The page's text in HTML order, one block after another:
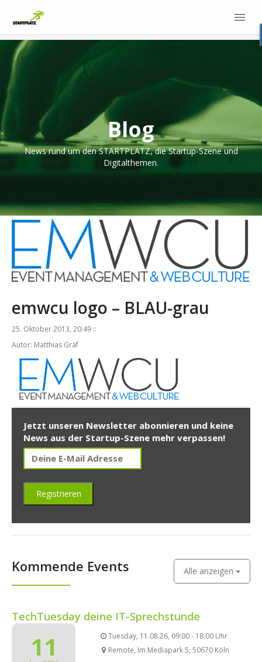
Blog
News rund um den STARTPLATZ, die Startup-Szene und
Digitalthemen.
emwcu logo – BLAU-grau
25. Oktober 2013, 20:49 ::
Autor: Matthias Gräf
Jetzt unseren Newsletter abonnieren und keine
News aus der Startup-Szene mehr verpassen!
Kommende Events Alle anzeigen
TechTuesday deine IT-Sprechstunde
11
Tuesday, 11.08.26, 09:00 - 18:00 Uhr
Remote, Im Mediapark 5, 50670 Köln